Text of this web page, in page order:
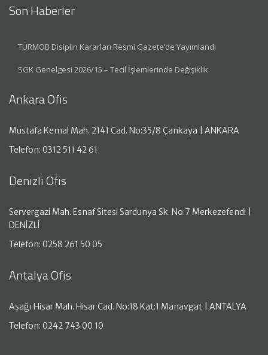
Son Haberler
TÜRMOB Disiplin Kararları Resmi Gazete’de Yayımlandı
SGK Genelgesi 2026/15 – Tecil İşlemlerinde Değişiklik
Ankara Ofis
Mustafa Kemal Mah. 2141 Cad. No:35/8 Çankaya | ANKARA
Telefon: 0312 511 42 61
Denizli Ofis
Servergazi Mah. Esnaf Sitesi Sardunya Sk. No:7 Merkezefendi |
DENİZLİ
Telefon: 0258 261 50 05
Antalya Ofis
Aşağı Hisar Mah. Hisar Cad. No:18 Kat:1 Manavgat | ANTALYA
Telefon: 0242 743 00 10